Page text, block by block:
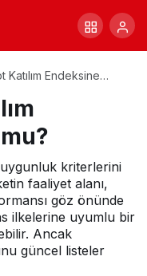
Katılım Endeksine
uygunluk kriterlerini
faaliyet alanı,
göz önünde
ilkelerine uyumlu bir
Ancak
güncel listeler
Uygun mu?